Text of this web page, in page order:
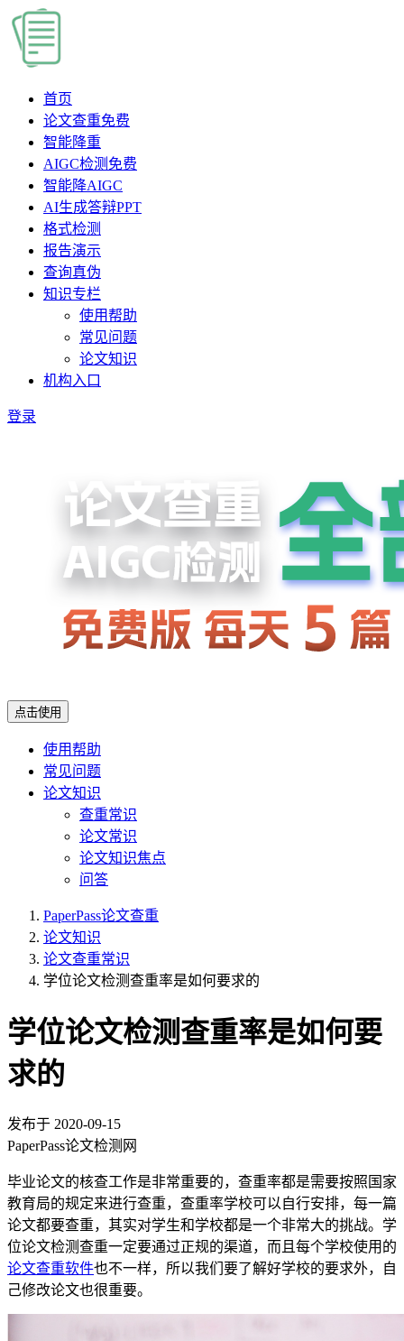
首页
论文查重免费
智能降重
AIGC检测 免费
智能降AIGC
AI生成答辩PPT
格式检测
报告演示
查询真伪
知识专栏
使用帮助
常见问题
论文知识
机构入口
登录
点击使用
使用帮助
常见问题
论文知识
查重常识
论文常识
论文知识焦点
问答
PaperPass论文查重
论文知识
论文查重常识
学位论文检测查重率是如何要求的
学位论文检测查重率是如何要
求的
发布于 2020-09-15
PaperPass论文检测网
毕业论文的核查工作是非常重要的，查重率都是需要按照国家
教育局的规定来进行查重，查重率学校可以自行安排，每一篇
论文都要查重，其实对学生和学校都是一个非常大的挑战。学
位论文检测查重一定要通过正规的渠道，而且每个学校使用的
论文查重软件也不一样，所以我们要了解好学校的要求外，自
己修改论文也很重要。